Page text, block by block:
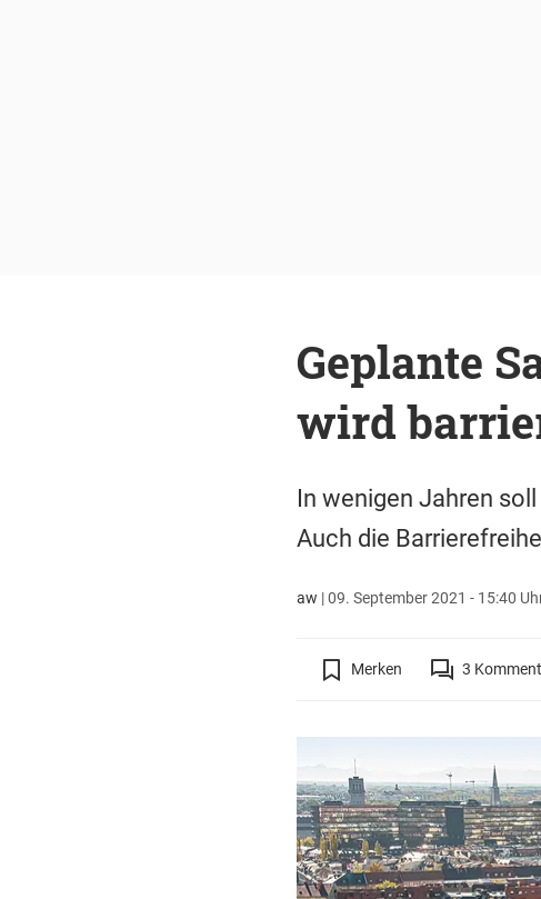
Geplante
wird
In wenigen Jahren
Auch die
aw |09. September 2021 - 15:40
Merken 3